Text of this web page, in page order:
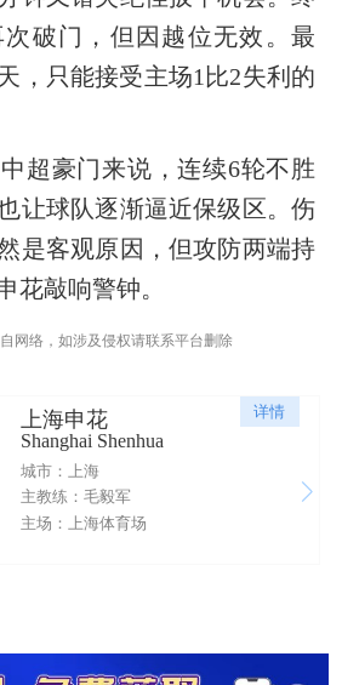
破门，但因越位无效。最
，只能接受主场1比2失利的
超豪门来说，连续6轮不胜
让球队逐渐逼近保级区。伤
是客观原因，但攻防两端持
花敲响警钟。
网络，如涉及侵权请联系平台删除
详情
上海申花
Shanghai Shenhua
城市：上海
主教练：毛毅军
主场：上海体育场